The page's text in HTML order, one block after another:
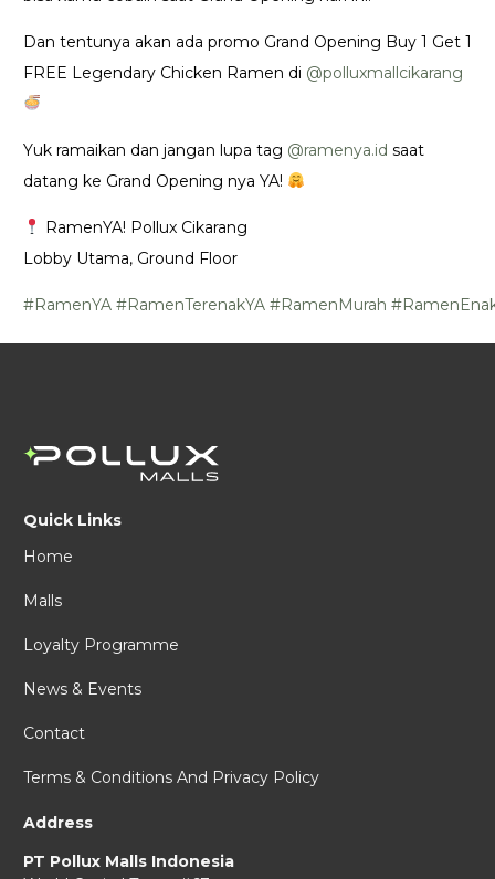
Dan tentunya akan ada promo Grand Opening Buy 1 Get 1
FREE Legendary Chicken Ramen di @polluxmallcikarang
Yuk ramaikan dan jangan lupa tag @ramenya.id saat
datang ke Grand Opening nya YA!
RamenYA! Pollux Cikarang
Lobby Utama, Ground Floor
#RamenYA #RamenTerenakYA #RamenMurah
Quick Links
Home
Malls
Loyalty Programme
News & Events
Contact
Terms & Conditions And Privacy Policy
Address
PT Pollux Malls Indonesia